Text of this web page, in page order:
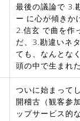
最後の議論で 3.
ー に心が傾きか
2.信玄 で曲を作
だ、3.勘違いネ
ても、なんとな
頭の中で生まれた
ついに始まって
開稽古（観客参
ップサービス的